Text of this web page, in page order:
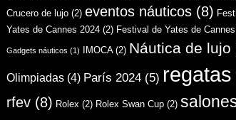
Crucero de lujo(2) eventos náuticos(8)
Yates de Cannes 2024(2) Festival de Yates de
Gadgets náuticos (1) IMOCA(2) Náutica de lujo
Olimpiadas(4) París 2024(5) regatas
rfev(8) Rolex (2) Rolex Swan Cup(2)